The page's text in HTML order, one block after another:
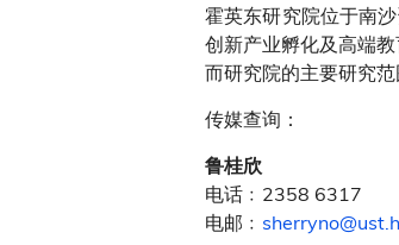
霍英东研究院位于南
创新产业孵化及高端
而研究院的主要研究
传媒查询：
鲁桂欣
电话﹕2358 6317
电邮﹕